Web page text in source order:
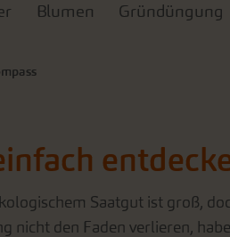
Blumen Gründüngung
Saatgut ist groß,
nicht den Faden verlieren,